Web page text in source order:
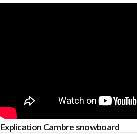
Explication Cambre snowboard